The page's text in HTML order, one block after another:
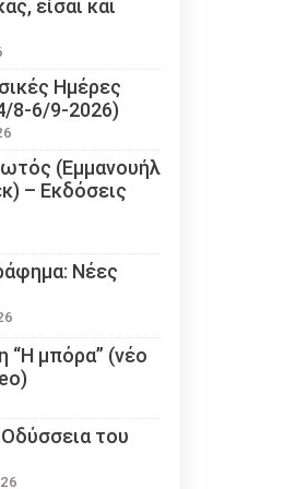
είσαι και
Ημέρες
8-6/9-2026)
(Εμμανουήλ
– Εκδόσεις
Νέες
“Η μπόρα” (νέο
Οδύσσεια του